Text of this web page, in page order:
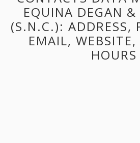
EQUINA DEGAN
(S.N.C.): ADDRESS,
EMAIL, WEBSITE,
HOURS